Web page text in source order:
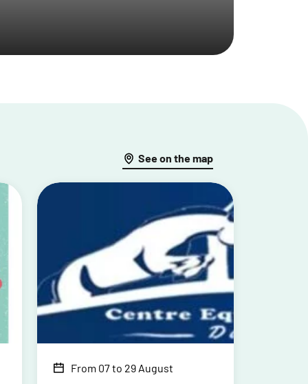
See on the map
From 07 to 29 August